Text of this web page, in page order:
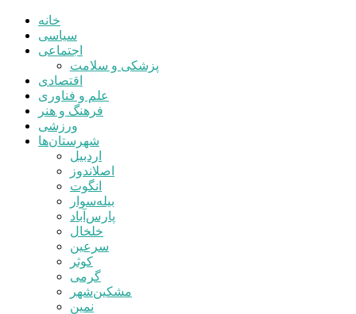
خانه
سیاسی
اجتماعی
پزشکی و سلامت
اقتصادی
علم و فناوری
فرهنگ و هنر
ورزشی
شهرستان‌ها
اردبیل
اصلاندوز
انگوت
بیله‌سوار
پارس‌آباد
خلخال
سرعین
کوثر
گرمی
مشکین‌شهر
نمین